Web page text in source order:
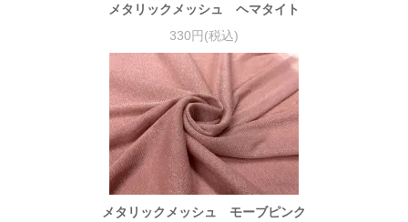
メタリックメッシュ ヘマタイト
330円(税込)
メタリックメッシュ モーブピンク